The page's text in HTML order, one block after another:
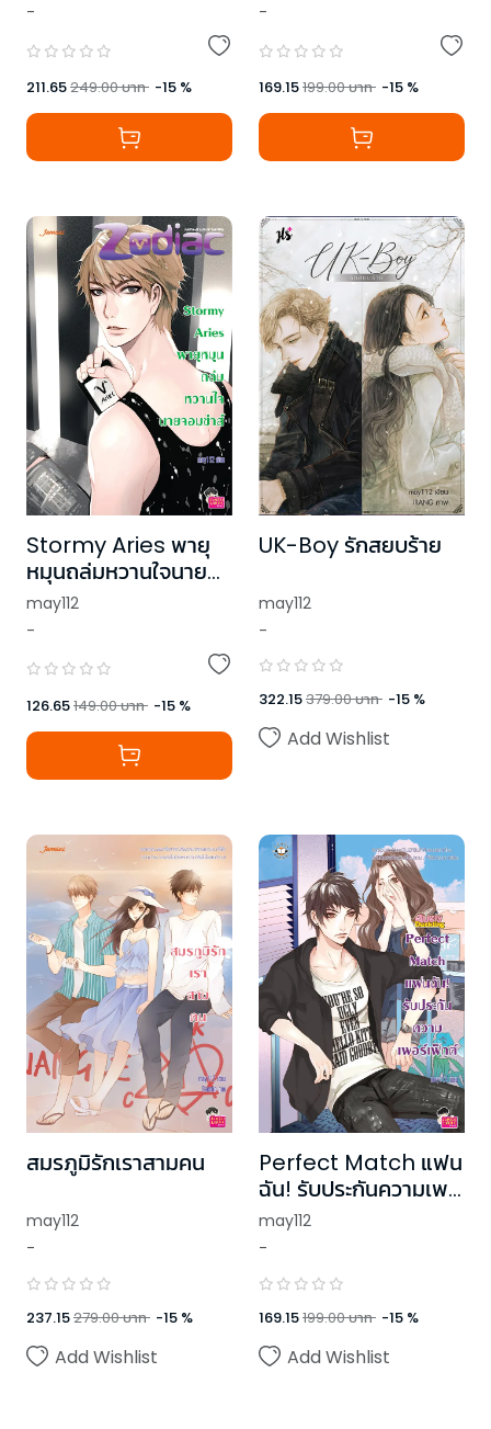
-
211.65249.00บาท -15 %
-
169.15199.00บาท -15 %
Stormy Aries พายุ
หมุนถล่มหวานใจนาย
จอมซ่าส์
may112
-
126.65149.00บาท -15 %
UK-Boy รักสยบร้าย
may112
-
322.15379.00บาท -15 %
Add Wishlist
สมรภูมิรักเราสามคน
may112
-
237.15279.00บาท -15 %
Add Wishlist
Perfect Match แฟน
ฉัน! รับประกันความเพ
อร์เฟ็กต์ ชุด Ugly
Duckling
may112
-
169.15199.00บาท -15 %
Add Wishlist